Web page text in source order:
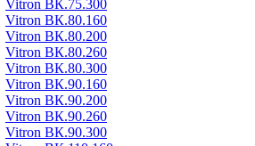
Vitron ВК.75.300
Vitron ВК.80.160
Vitron ВК.80.200
Vitron ВК.80.260
Vitron ВК.80.300
Vitron ВК.90.160
Vitron ВК.90.200
Vitron ВК.90.260
Vitron ВК.90.300